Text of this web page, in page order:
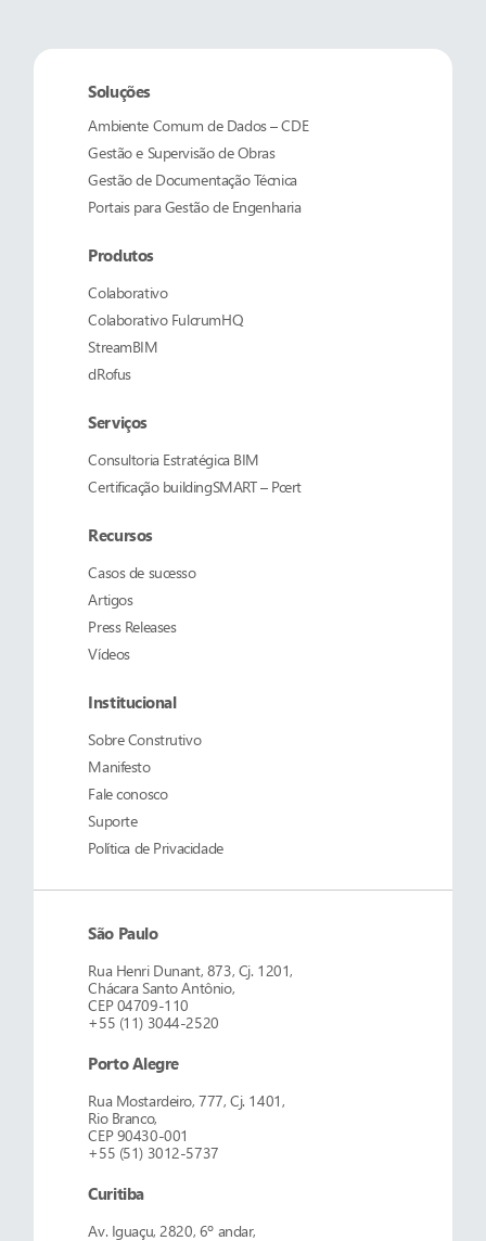
Soluções
Ambiente Comum de Dados – CDE
Gestão e Supervisão de Obras
Gestão de Documentação Técnica
Portais para Gestão de Engenharia
Produtos
Colaborativo
Colaborativo FulcrumHQ
StreamBIM
dRofus
Serviços
Consultoria Estratégica BIM
Certificação buildingSMART – Pcert
Recursos
Casos de sucesso
Artigos
Press Releases
Vídeos
Institucional
SobreConstrutivo
Manifesto
Fale conosco
Suporte
Política de Privacidade
São Paulo
Rua Henri Dunant, 873, Cj. 1201,
Chácara Santo Antônio,
CEP 04709-110
+55 (11) 3044-2520
Porto Alegre
Rua Mostardeiro, 777, Cj. 1401,
Rio Branco,
CEP 90430-001
+55 (51) 3012-5737
Curitiba
Av. Iguaçu, 2820, 6º andar,